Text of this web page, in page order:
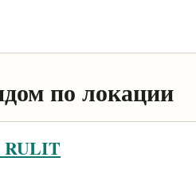
по локации
RULIT